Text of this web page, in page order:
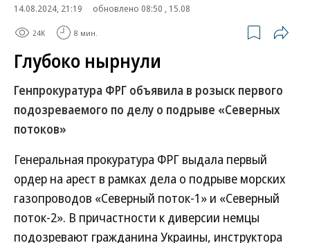
14.08.2024, 21:19
обновлено 08:50 , 15.08
24K 8 мин.
Глубоко нырнули
Генпрокуратура ФРГ объявила в розыск первого
подозреваемого по делу о подрыве «Северных
потоков»
Генеральная прокуратура ФРГ выдала первый
ордер на арест в рамках дела о подрыве морских
газопроводов «Северный поток-1» и «Северный
поток-2». В причастности к диверсии немцы
подозревают гражданина Украины, инструктора